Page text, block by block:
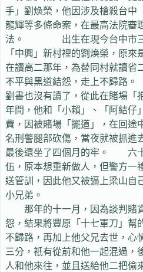
手」劉煥榮，他因涉及槍殺台中
龍輝等多條命案，在最高法院審
法。 出生在現今台中市三
「中興」新村裡的劉煥榮，原來
在讀高二那年，為替同村就讀省
不平與黑道結怨，走上不歸路
劉書也沒有讀了，從此在賭場「
年間，他和「小賴」、「阿結仔
費，因被賭場「擺道」，在回途
名刑警腿部砍傷，當夜就被抓進
最後還坐了四個月的牢。 六
伍，原本想重新做人，但警方一
送管訓，因此他又被逼上梁山自
小兄弟。
那年的十一月，因為談判賭
怨，結果將豐原「十七軍刀」幫
不歸路，再加上他父兄去世，心
三分，祇有從前和他一起混過，
人和他來往，並且送給他二把偷